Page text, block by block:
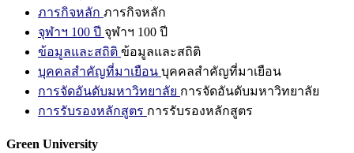
ภารกิจหลัก ภารกิจหลัก
จุฬาฯ 100 ปี จุฬาฯ 100 ปี
ข้อมูลและสถิติ ข้อมูลและสถิติ
บุคคลสำคัญที่มาเยือน บุคคลสำคัญที่มาเยือน
การจัดอันดับมหาวิทยาลัย การจัดอันดับมหาวิทยาลัย
การรับรองหลักสูตร การรับรองหลักสูตร
Green University